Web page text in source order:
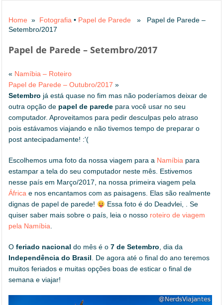
Home » Fotografia • Papel de Parede » Papel de Parede –
Setembro/2017
Papel de Parede – Setembro/2017
« Namíbia – Roteiro
Papel de Parede – Outubro/2017 »
Setembro já está quase no fim mas não poderíamos deixar de
outra opção de papel de parede para você usar no seu
computador. Aproveitamos para pedir desculpas pelo atraso
pois estávamos viajando e não tivemos tempo de preparar o
post antecipadamente! :'(
Escolhemos uma foto da nossa viagem para a Namíbia para
estampar a tela do seu computador neste mês. Estivemos
nesse país em Março/2017, na nossa primeira viagem pela
África e nos encantamos com as paisagens. Elas são realmente
dignas de papel de parede!
Essa foto é do Deadvlei, . Se
quiser saber mais sobre o país, leia o nosso roteiro de viagem
pela Namíbia.
Oferiado nacional do mês é o7 de Setembro, dia da
Independência do Brasil. De agora até o final do ano teremos
muitos feriados e muitas opções boas de esticar o final de
semana e viajar!